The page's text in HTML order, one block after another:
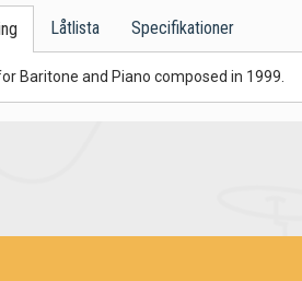
Låtlista Specifikationer
Baritone and Piano composed in 1999.